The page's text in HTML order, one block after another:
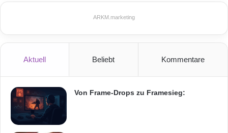
ARKM.marketing
Aktuell Beliebt Kommentare
Von Frame-Drops zu Framesieg: